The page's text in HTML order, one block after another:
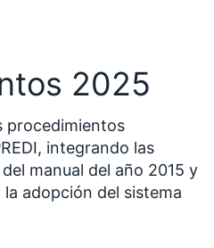
2025
procedimientos
integrando las
manual del año 2015 y
adopción del sistema